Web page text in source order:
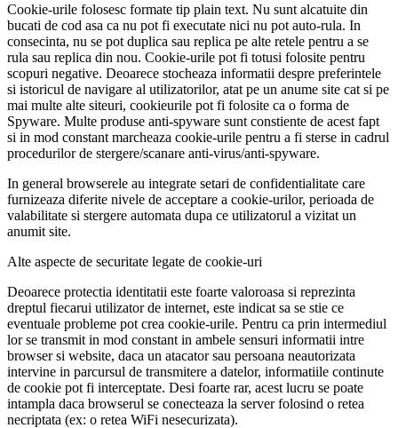
Cookie-urile folosesc formate tip plain text. Nu sunt alcatuite din
bucati de cod asa ca nu pot fi executate nici nu pot auto-rula. In
consecinta, nu se pot duplica sau replica pe alte retele pentru a se
rula sau replica din nou. Cookie-urile pot fi totusi folosite pentru
scopuri negative. Deoarece stocheaza informatii despre preferintele
si istoricul de navigare al utilizatorilor, atat pe un anume site cat si pe
mai multe alte siteuri, cookieurile pot fi folosite ca o forma de
Spyware. Multe produse anti-spyware sunt constiente de acest fapt
si in mod constant marcheaza cookie-urile pentru a fi sterse in cadrul
procedurilor de stergere/scanare anti-virus/anti-spyware.
In general browserele au integrate setari de confidentialitate care
furnizeaza diferite nivele de acceptare a cookie-urilor, perioada de
valabilitate si stergere automata dupa ce utilizatorul a vizitat un
anumit site.
Alte aspecte de securitate legate de cookie-uri
Deoarece protectia identitatii este foarte valoroasa si reprezinta
dreptul fiecarui utilizator de internet, este indicat sa se stie ce
eventuale probleme pot crea cookie-urile. Pentru ca prin intermediul
lor se transmit in mod constant in ambele sensuri informatii intre
browser si website, daca un atacator sau persoana neautorizata
intervine in parcursul de transmitere a datelor, informatiile continute
de cookie pot fi interceptate. Desi foarte rar, acest lucru se poate
intampla daca browserul se conecteaza la server folosind o retea
necriptata (ex: o retea WiFi nesecurizata).